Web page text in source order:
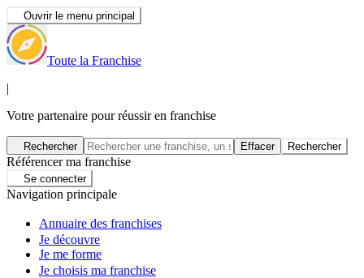
Ouvrir le menu principal
Toute la Franchise
|
Votre partenaire pour réussir en franchise
Rechercher Effacer Rechercher
Référencer ma franchise
Se connecter
Navigation principale
Annuaire des franchises
Je découvre
Je me forme
Je choisis ma franchise